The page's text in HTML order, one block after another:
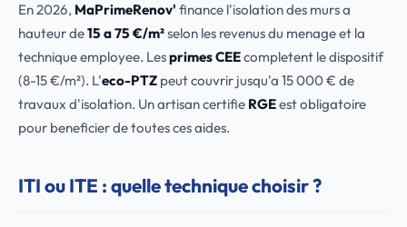
En 2026, MaPrimeRenov' finance l'isolation des murs a
hauteur de15 a 75 €/m²selon les revenus du menage et la
technique employee. Lesprimes CEEcompletent le dispositif
(8-15 €/m²). L'eco-PTZ peut couvrir jusqu'a 15 000 € de
travaux d'isolation. Un artisan certifie RGEest obligatoire
pour beneficier de toutes ces aides.
ITI ou ITE : quelle technique choisir ?